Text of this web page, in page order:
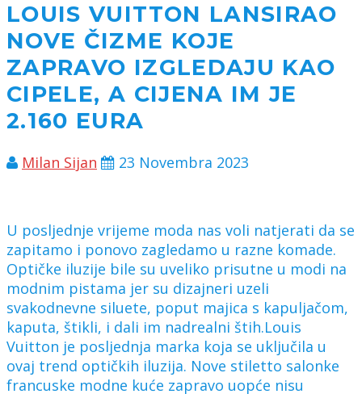
LOUIS VUITTON LANSIRAO
NOVE ČIZME KOJE
ZAPRAVO IZGLEDAJU KAO
CIPELE, A CIJENA IM JE
2.160 EURA
Milan Sijan 23 Novembra 2023
U posljednje vrijeme moda nas voli natjerati da se
zapitamo i ponovo zagledamo u razne komade.
Optičke iluzije bile su uveliko prisutne u modi na
modnim pistama jer su dizajneri uzeli
svakodnevne siluete, poput majica s kapuljačom,
kaputa, štikli, i dali im nadrealni štih.Louis
Vuitton je posljednja marka koja se uključila u
ovaj trend optičkih iluzija. Nove stiletto salonke
francuske modne kuće zapravo uopće nisu